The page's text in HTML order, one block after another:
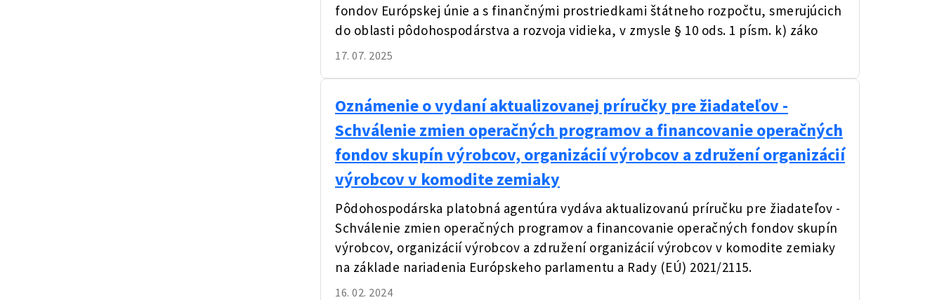
fondov Európskej únie a s finančnými prostriedkami štátneho rozpočtu, smerujúcich
do oblasti pôdohospodárstva a rozvoja vidieka, v zmysle § 10 ods. 1 písm. k) záko
17. 07. 2025
Oznámenie o vydaní aktualizovanej príručky pre žiadateľov -
Schválenie zmien operačných programov a financovanie operačných
fondov skupín výrobcov, organizácií výrobcov a združení organizácií
výrobcov v komodite zemiaky
Pôdohospodárska platobná agentúra vydáva aktualizovanú príručku pre žiadateľov -
Schválenie zmien operačných programov a financovanie operačných fondov skupín
výrobcov, organizácií výrobcov a združení organizácií výrobcov v komodite zemiaky
na základe nariadenia Európskeho parlamentu a Rady (EÚ) 2021/2115.
16. 02. 2024